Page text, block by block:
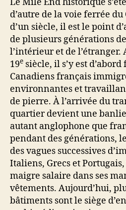
d’autre de la voie ferrée du
d’un siècle, il est le point
de plusieurs générations
l’intérieur et de l’étranger.
19e siècle, il s’y est
Canadiens français
environnantes et
de pierre. À l’arrivée du
quartier devient une
autant anglophone que
pendant des générations,
des vagues successives
Italiens, Grecs et
maigre salaire dans ses
vêtements. Aujourd’hui,
bâtiments sont le siège